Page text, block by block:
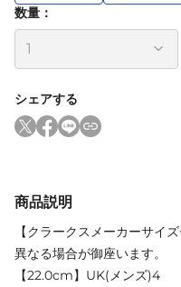
数量：
シェアする
商品説明
【クラークスメーカーサイ
異なる場合が御座います。
【22.0cm】UK(メンズ)4